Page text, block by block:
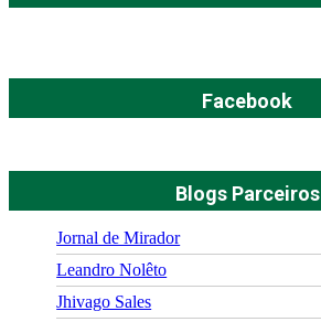
Facebook
Blogs Parceiros
Jornal de Mirador
Leandro Nolêto
Jhivago Sales